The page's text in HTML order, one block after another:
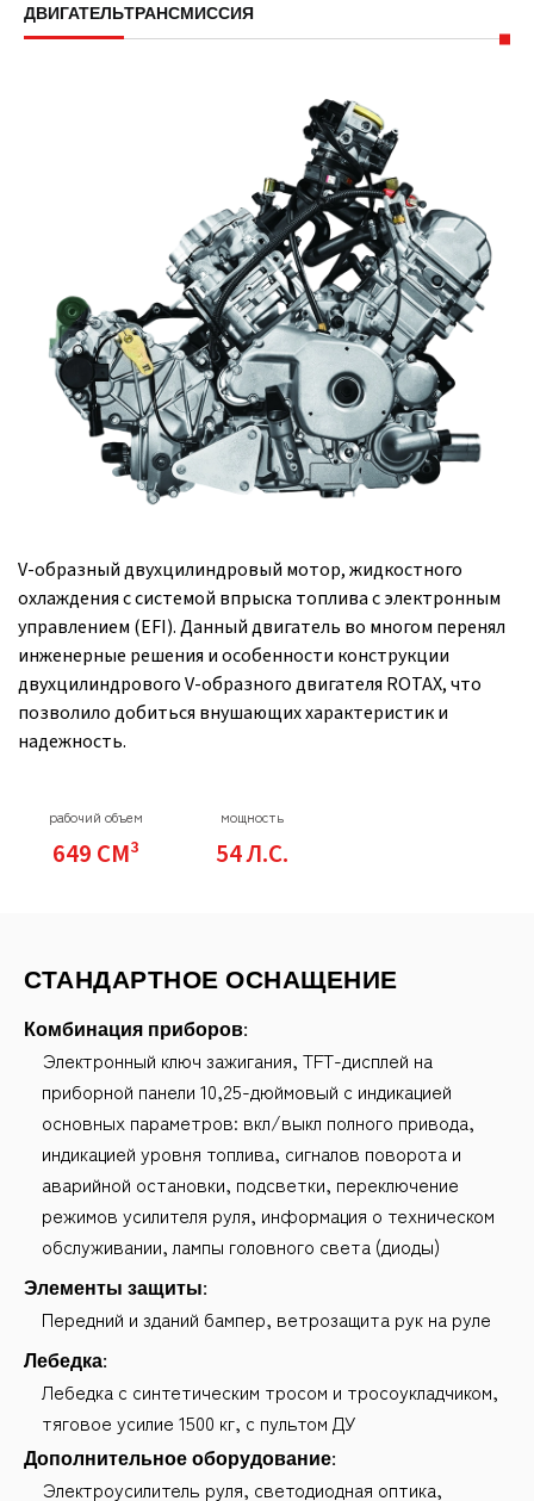
ДВИГАТЕЛЬТРАНСМИССИЯ
V-образный двухцилиндровый мотор, жидкостного
охлаждения с системой впрыска топлива с электронным
управлением (EFI). Данный двигатель во многом перенял
инженерные решения и особенности конструкции
двухцилиндрового V-образного двигателя ROTAX, что
позволило добиться внушающих характеристик и
надежность.
рабочий объем
649 СМ³
мощность
54 Л.С.
СТАНДАРТНОЕ ОСНАЩЕНИЕ
Комбинация приборов:
Электронный ключ зажигания, TFT-дисплей на
приборной панели 10,25-дюймовый с индикацией
основных параметров: вкл/выкл полного привода,
индикацией уровня топлива, сигналов поворота и
аварийной остановки, подсветки, переключение
режимов усилителя руля, информация о техническом
обслуживании, лампы головного света (диоды)
Элементы защиты:
Передний и зданий бампер, ветрозащита рук на руле
Лебедка:
Лебедка с синтетическим тросом и тросоукладчиком,
тяговое усилие 1500 кг, с пультом ДУ
Дополнительное оборудование:
Электроусилитель руля, cветодиодная оптика,